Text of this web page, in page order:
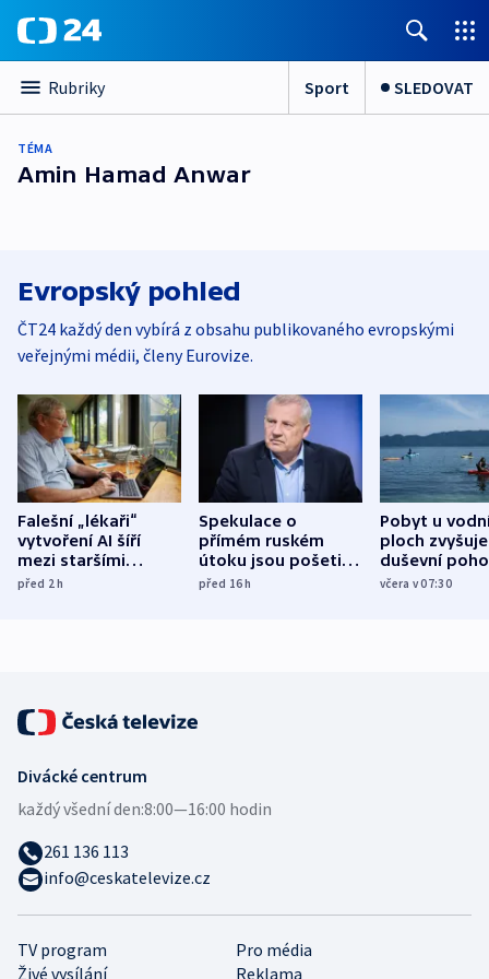
Rubriky Sport SLEDOVAT
TÉMA
Amin Hamad Anwar
Evropský pohled
ČT24 každý den vybírá z obsahu publikovaného evropskými
veřejnými médii, členy Eurovize.
Falešní „lékaři“
vytvoření AI šíří
mezi staršími
Poláky nebezpečné
před 2h
Spekulace o
přímém ruském
útoku jsou pošetilé,
míní estonský
před 16h
Pobyt u
ploch zvyšuje
duševní
ukázala
včera v 07:30
TV program
Pro média
Živé vysílání
Reklama
Divácké centrum
každý všední den:8:00—16:00 hodin
261 136 113
info@ceskatelevize.cz